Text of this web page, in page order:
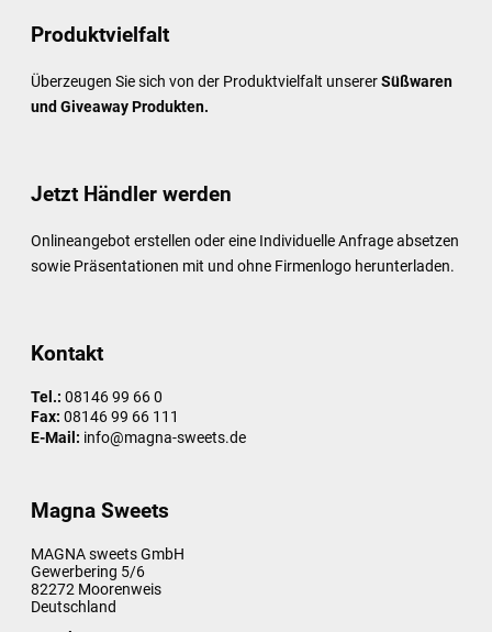
Produktvielfalt
Überzeugen Sie sich von der Produktvielfalt unsererSüßwaren
und Giveaway Produkten.
Jetzt Händler werden
Onlineangebot erstellen oder eine Individuelle Anfrage absetzen
sowie Präsentationen mit und ohne Firmenlogo herunterladen.
Kontakt
Tel.: 08146 99 66 0
Fax: 08146 99 66 111
E-Mail: info@magna-sweets.de
Magna Sweets
MAGNA sweets GmbH
Gewerbering 5/6
82272 Moorenweis
Deutschland